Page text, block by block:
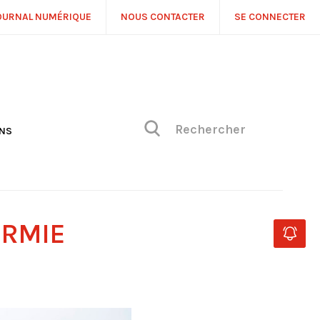
NUMÉRIQUE NOUS CONTACTER SE CONNECTER